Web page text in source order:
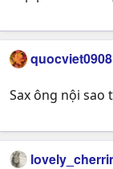
quocviet0908
Sax ông nội sao